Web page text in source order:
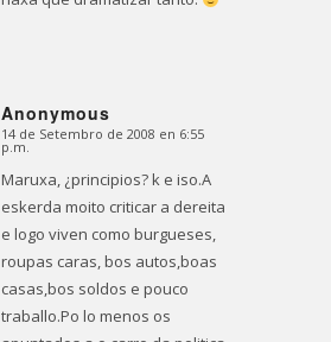
Anonymous
Dice:
14 de Setembro de 2008 en 6:55
p.m.
Maruxa, ¿principios? k e iso.A
eskerda moito criticar a dereita
e logo viven como burgueses,
roupas caras, bos autos,boas
casas,bos soldos e pouco
traballo.Po lo menos os